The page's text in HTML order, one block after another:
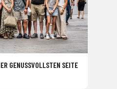
GENUSSVOLLSTEN SEITE